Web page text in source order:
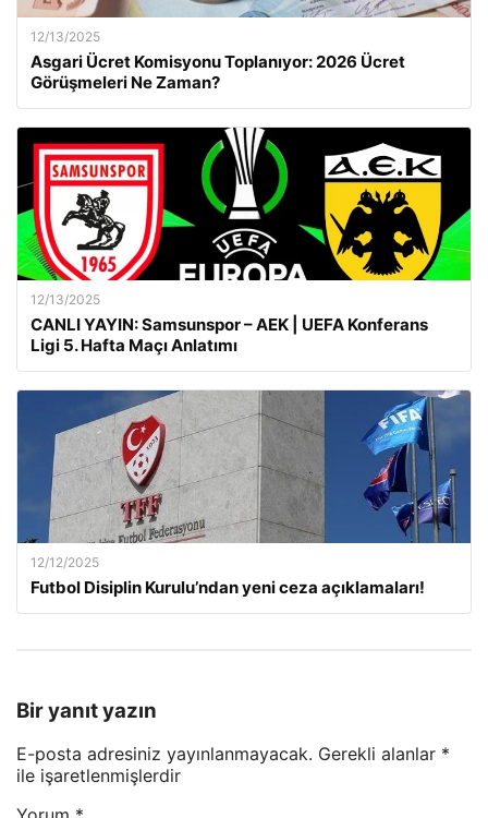
12/13/2025
Asgari Ücret Komisyonu Toplanıyor: 2026 Ücret
Görüşmeleri Ne Zaman?
12/13/2025
CANLI YAYIN: Samsunspor – AEK | UEFA Konferans
Ligi 5. Hafta Maçı Anlatımı
12/12/2025
Futbol Disiplin Kurulu’ndan yeni ceza açıklamaları!
Bir yanıt yazın
E-posta adresiniz yayınlanmayacak. Gerekli alanlar *
ile işaretlenmişlerdir